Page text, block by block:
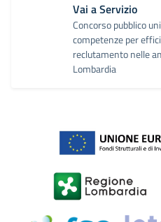
Vai a Servizio
Concorso pubblico
competenze per
reclutamento nelle
Lombardia